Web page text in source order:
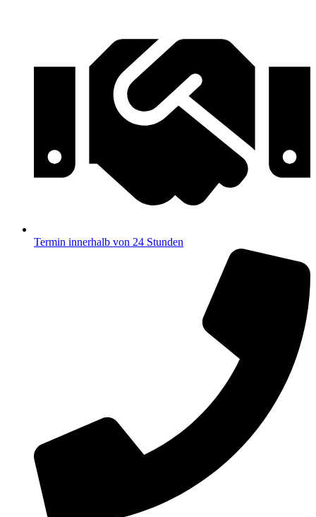
Termin innerhalb von 24 Stunden